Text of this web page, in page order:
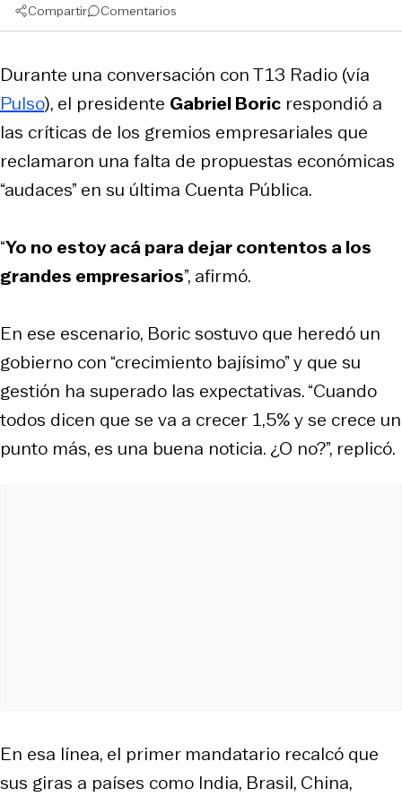
Compartir Comentarios
Durante una conversación con T13 Radio (vía
Pulso), el presidente Gabriel Boric respondió a
las críticas de los gremios empresariales que
reclamaron una falta de propuestas económicas
“audaces” en su última Cuenta Pública.
“Yo no estoy acá para dejar contentos a los
grandes empresarios”, afirmó.
En ese escenario, Boric sostuvo que heredó un
gobierno con “crecimiento bajísimo” y que su
gestión ha superado las expectativas. “Cuando
todos dicen que se va a crecer 1,5% y se crece un
punto más, es una buena noticia. ¿O no?”, replicó.
En esa línea, el primer mandatario recalcó que
sus giras a países como India, Brasil, China,